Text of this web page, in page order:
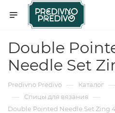
Double
Needle Set
Predivno Predivo — Каталог —
— Спицы для вязания —
Double Pointed Needle Set Zing